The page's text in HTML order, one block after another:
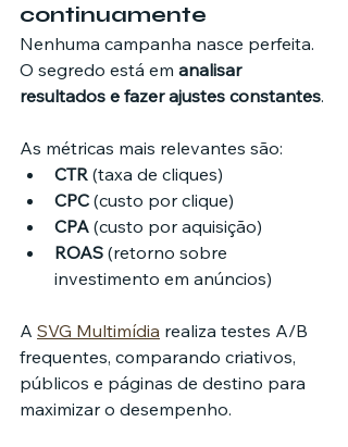
continuamente
Nenhuma campanha nasce perfeita.
O segredo está em analisar
resultados e fazer ajustes constantes.
As métricas mais relevantes são:
CTR (taxa de cliques)
CPC (custo por clique)
CPA (custo por aquisição)
ROAS (retorno sobre
investimento em anúncios)
A SVG Multimídia realiza testes A/B
frequentes, comparando criativos,
públicos e páginas de destino para
maximizar o desempenho.